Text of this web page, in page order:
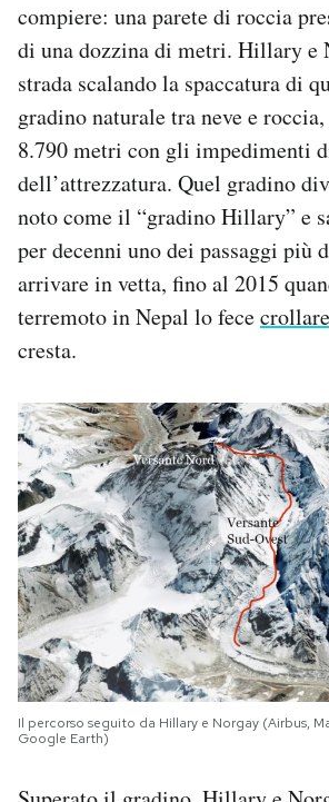
compiere: una parete di roccia
di una dozzina di metri. Hillary e
strada scalando la spaccatura di
gradino naturale tra neve e roccia,
8.790 metri con gli impedimenti
dell’attrezzatura. Quel gradino
noto come il “gradino Hillary” e
per decenni uno dei passaggi più
arrivare in vetta, fino al 2015
terremoto in Nepal lo fececrollare
cresta.
Il percorso seguito da Hillary e Norgay (Airbus,
Google Earth)